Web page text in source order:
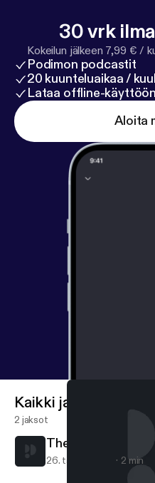
30 vrk
Kokeilun jälkeen 7,99 € /
Podimon podcastit
20 kuunteluaikaa /
Lataa offline-käyttöön
Aloita
Kaikki jaksot
2 jaksot
The 3 Earls
26. tammi 2018 2 min